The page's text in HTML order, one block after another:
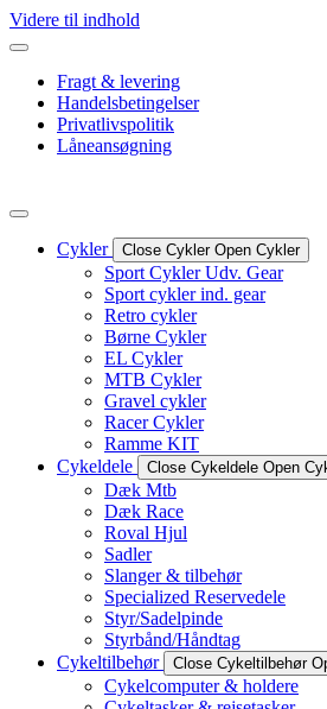
Videre til indhold
Fragt & levering
Handelsbetingelser
Privatlivspolitik
Låneansøgning
Cykler Close Cykler Open Cykler
Sport Cykler Udv. Gear
Sport cykler ind. gear
Retro cykler
Børne Cykler
EL Cykler
MTB Cykler
Gravel cykler
Racer Cykler
Ramme KIT
Cykeldele
Close Cykeldele Open
Dæk Mtb
Dæk Race
Roval Hjul
Sadler
Slanger & tilbehør
Specialized Reservedele
Styr/Sadelpinde
Styrbånd/Håndtag
Cykeltilbehør
Close Cykeltilbehør
Cykelcomputer & holdere